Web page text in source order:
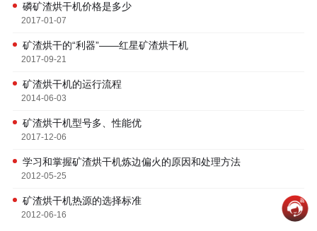
磷矿渣烘干机价格是多少
2017-01-07
矿渣烘干的“利器”——红星矿渣烘干机
2017-09-21
矿渣烘干机的运行流程
2014-06-03
矿渣烘干机型号多、性能优
2017-12-06
学习和掌握矿渣烘干机炼边偏火的原因和处理方法
2012-05-25
矿渣烘干机热源的选择标准
2012-06-16